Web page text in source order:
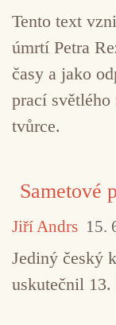
Tento text
úmrtí Petra
časy a jako
prací
tvůrce.
Sametové
Jiří Andrs 15.
Jediný český
uskutečnil 13.